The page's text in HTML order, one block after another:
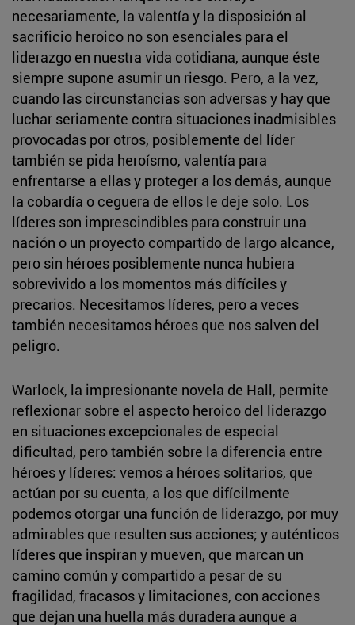
necesariamente, la valentía y la disposición al
sacrificio heroico no son esenciales para el
liderazgo en nuestra vida cotidiana, aunque éste
siempre supone asumir un riesgo. Pero, a la vez,
cuando las circunstancias son adversas y hay que
luchar seriamente contra situaciones inadmisibles
provocadas por otros, posiblemente del líder
también se pida heroísmo, valentía para
enfrentarse a ellas y proteger a los demás, aunque
la cobardía o ceguera de ellos le deje solo. Los
líderes son imprescindibles para construir una
nación o un proyecto compartido de largo alcance,
pero sin héroes posiblemente nunca hubiera
sobrevivido a los momentos más difíciles y
precarios. Necesitamos líderes, pero a veces
también necesitamos héroes que nos salven del
peligro.
Warlock, la impresionante novela de Hall, permite
reflexionar sobre el aspecto heroico del liderazgo
en situaciones excepcionales de especial
dificultad, pero también sobre la diferencia entre
héroes y líderes: vemos a héroes solitarios, que
actúan por su cuenta, a los que difícilmente
podemos otorgar una función de liderazgo, por muy
admirables que resulten sus acciones; y auténticos
líderes que inspiran y mueven, que marcan un
camino común y compartido a pesar de su
fragilidad, fracasos y limitaciones, con acciones
que dejan una huella más duradera aunque a